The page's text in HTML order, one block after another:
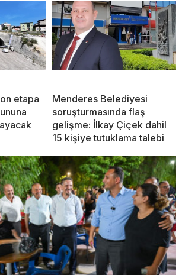
etapa
Menderes Belediyesi
soruşturmasında flaş
gelişme: İlkay Çiçek dahil
15 kişiye tutuklama talebi